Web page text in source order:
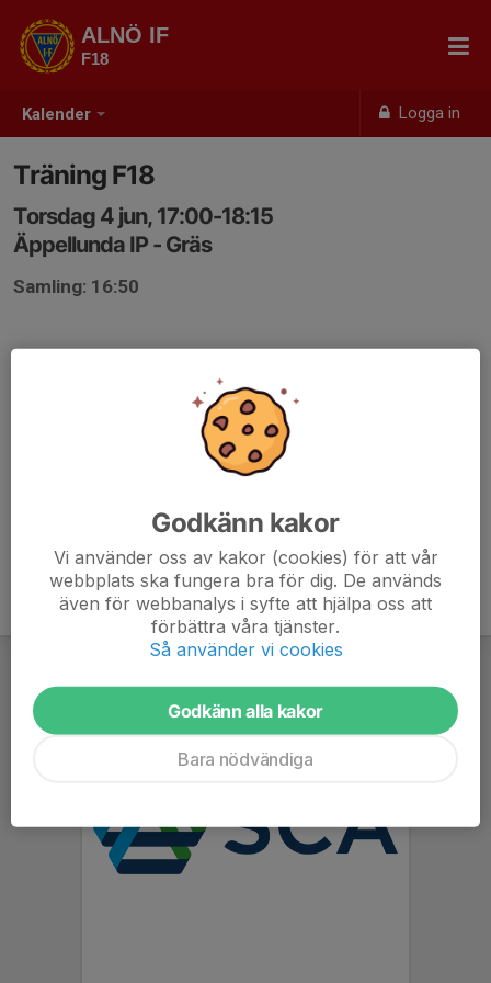
Kalender Logga in
ALNÖ IF
F18
Träning F18
Torsdag 4 jun, 17:00-18:15
Äppellunda IP - Gräs
Samling: 16:50
Godkänn kakor
Vi använder oss av kakor (cookies) för att vår
webbplats ska fungera bra för dig. De används
även för webbanalys i syfte att hjälpa oss att
förbättra våra tjänster.
Så använder vi cookies
Godkänn alla kakor
Bara nödvändiga